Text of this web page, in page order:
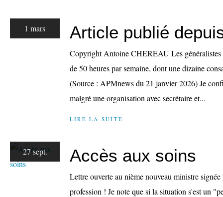
1 mars Article publié
Copyright Antoine CHEREAU Les généralistes
de 50 heures par semaine, dont une dizaine
(Source : APMnews du 21 janvier 2026) Je
malgré une organisation avec secrétaire et...
LIRE LA SUITE
27 sept. Accès aux soins
Lettre ouverte au nième nouveau ministre
profession ! Je note que si la situation s'est un